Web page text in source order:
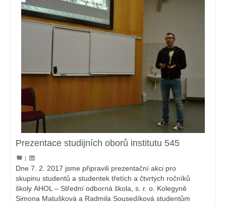
Prezentace studijních oborů institutu 545
|
Dne 7. 2. 2017 jsme připravili prezentační akci pro
skupinu studentů a studentek třetích a čtvrtých ročníků
školy AHOL – Střední odborná škola, s. r. o. Kolegyně
Simona Matušková a Radmila Sousedíková studentům